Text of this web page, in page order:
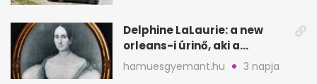
Delphine LaLaurie: a new
orleans-i úrinő, aki a
padláson kínzott
hamuesgyemant.hu 3 napja